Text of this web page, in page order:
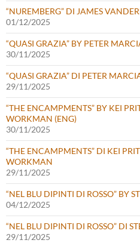
“NUREMBERG” DI JAMES
01/12/2025
“QUASI GRAZIA” BY PETER
30/11/2025
“QUASI GRAZIA” DI PETER
29/11/2025
“THE ENCAMPMENTS” BY KEI
WORKMAN (ENG)
30/11/2025
“THE ENCAMPMENTS” DI KEI
WORKMAN
29/11/2025
“NEL BLU DIPINTI DI ROSSO” BY
04/12/2025
“NEL BLU DIPINTI DI ROSSO” DI
29/11/2025